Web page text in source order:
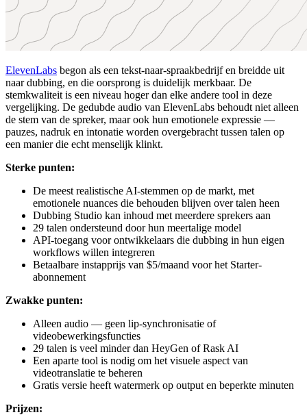
ElevenLabs begon als een tekst-naar-spraakbedrijf en breidde uit
naar dubbing, en die oorsprong is duidelijk merkbaar. De
stemkwaliteit is een niveau hoger dan elke andere tool in deze
vergelijking. De gedubde audio van ElevenLabs behoudt niet alleen
de stem van de spreker, maar ook hun emotionele expressie —
pauzes, nadruk en intonatie worden overgebracht tussen talen op
een manier die echt menselijk klinkt.
Sterke punten:
De meest realistische AI-stemmen op de markt, met
emotionele nuances die behouden blijven over talen heen
Dubbing Studio kan inhoud met meerdere sprekers aan
29 talen ondersteund door hun meertalige model
API-toegang voor ontwikkelaars die dubbing in hun eigen
workflows willen integreren
Betaalbare instapprijs van $5/maand voor het Starter-
abonnement
Zwakke punten:
Alleen audio — geen lip-synchronisatie of
videobewerkingsfuncties
29 talen is veel minder dan HeyGen of Rask AI
Een aparte tool is nodig om het visuele aspect van
videotranslatie te beheren
Gratis versie heeft watermerk op output en beperkte minuten
Prijzen: